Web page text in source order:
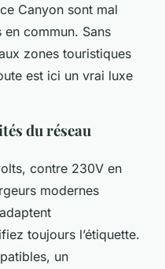
Canyon sont mal
commun. Sans
zones touristiques
est ici un vrai luxe
du réseau
contre 230V en
modernes
toujours l’étiquette.
un